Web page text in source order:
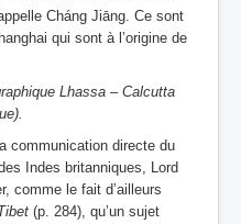
Cháng Jiāng. Ce sont
qui sont à l’origine de
Lhassa – Calcutta
communication directe du
Indes britanniques, Lord
comme le fait d’ailleurs
(p. 284), qu’un sujet